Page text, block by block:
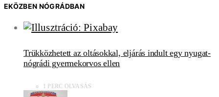
EKÖZBEN NÓGRÁDBAN
Trükközhetett az oltásokkal, eljárás indult egy nyugat-
nógrádi gyermekorvos ellen
1 PERC OLVASÁS